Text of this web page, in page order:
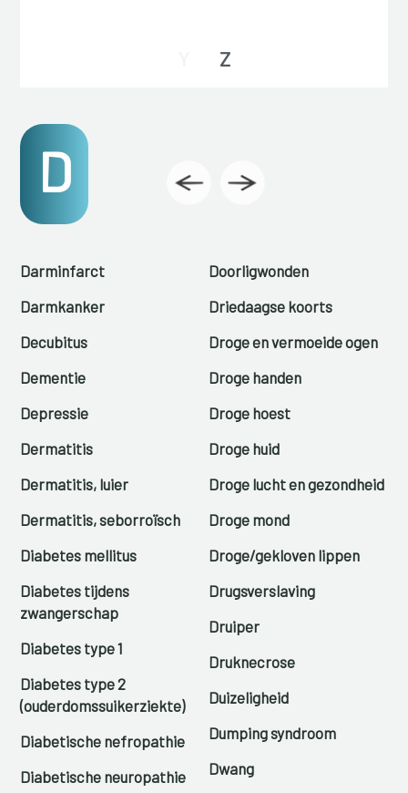
Z
D
Darminfarct
Darmkanker
Decubitus
Dementie
Depressie
Dermatitis
Dermatitis, luier
Dermatitis, seborroïsch
Diabetes mellitus
Diabetes tijdens
zwangerschap
Diabetes type 1
Diabetes type 2
(ouderdomssuikerziekte)
Diabetische nefropathie
Diabetische neuropathie
Doorligwonden
Driedaagse koorts
Droge en vermoeide ogen
Droge handen
Droge hoest
Droge huid
Droge lucht en gezondheid
Droge mond
Droge/gekloven lippen
Drugsverslaving
Druiper
Druknecrose
Duizeligheid
Dumping syndroom
Dwang